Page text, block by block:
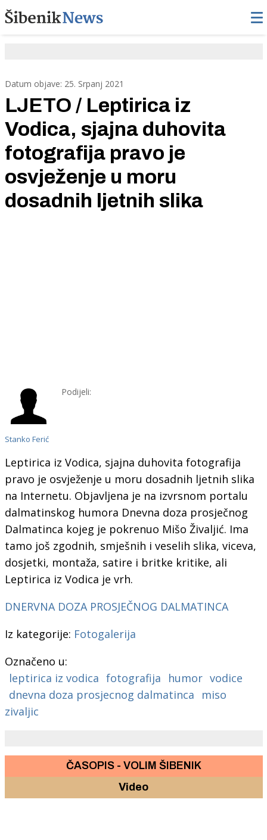
Datum objave: 25. Srpanj 2021
LJETO / Leptirica iz
Vodica, sjajna duhovita
fotografija pravo je
osvježenje u moru
dosadnih ljetnih slika
Stanko Ferić
Podijeli:
Leptirica iz Vodica, sjajna duhovita fotografija
pravo je osvježenje u moru dosadnih ljetnih slika
na Internetu. Objavljena je na izvrsnom portalu
dalmatinskog humora Dnevna doza prosječnog
Dalmatinca kojeg je pokrenuo Mišo Živaljić. Ima
tamo još zgodnih, smješnih i veselih slika, viceva,
dosjetki, montaža, satire i britke kritike, ali
Leptirica iz Vodica je vrh.
DNERVNA DOZA PROSJEČNOG DALMATINCA
Iz kategorije: Fotogalerija
Označeno u:
leptirica iz vodica fotografija humor vodice
dnevna doza prosjecnog dalmatinca
miso
zivaljic
ČASOPIS - VOLIM ŠIBENIK
Video